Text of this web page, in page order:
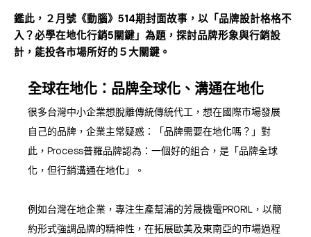
鑑此，２月號《動腦》514期封面故事，以「品牌設計格格不
入？必學在地化行銷5關鍵」為題，探討品牌形象與行銷設
計，能投各市場所好的５大關鍵。
全球在地化：品牌全球化、溝通在地化
很多台灣中小企業想脫離傳統傳統代工，想在國際市場發展
自己的品牌，企業主常疑惑：「品牌需要在地化嗎？」對
此，Process普羅品牌認為：一個好的組合，是「品牌全球
化，但行銷溝通在地化」。
例如台灣在地企業，專注生產幫浦的芳晟機電PRORIL，以簡
約形式強調品牌的精神性，在拓展歐美及東南亞的市場過程